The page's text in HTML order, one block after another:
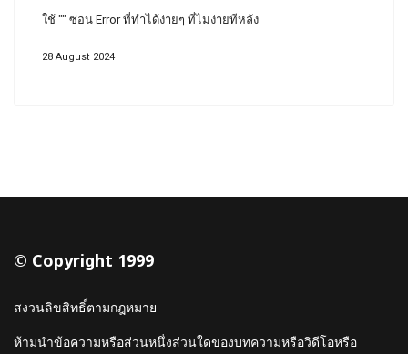
ใช้ "" ซ่อน Error ที่ทำได้ง่ายๆ ที่ไม่ง่ายทีหลัง
28 August 2024
© Copyright 1999
สงวนลิขสิทธิ์ตามกฎหมาย
ห้ามนำข้อความหรือส่วนหนึ่งส่วนใดของบทความหรือวิดีโอหรือ